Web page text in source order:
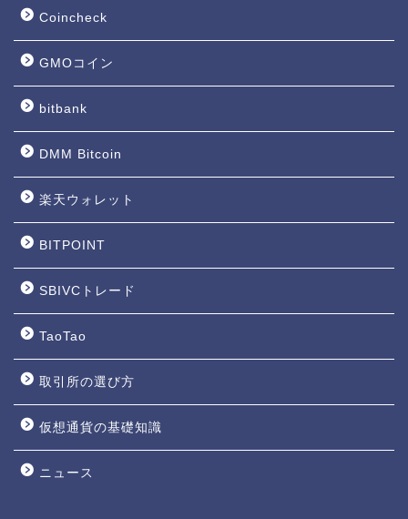
Coincheck
GMOコイン
bitbank
DMM Bitcoin
楽天ウォレット
BITPOINT
SBIVCトレード
TaoTao
取引所の選び方
仮想通貨の基礎知識
ニュース